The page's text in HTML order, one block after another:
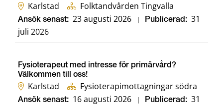
Karlstad Folktandvården Tingvalla
Ansök senast: 23 augusti 2026 Publicerad: 31
juli 2026
Fysioterapeut med intresse för primärvård?
Välkommen till oss!
Karlstad Fysioterapimottagningar södra
Ansök senast: 16 augusti 2026 Publicerad: 31